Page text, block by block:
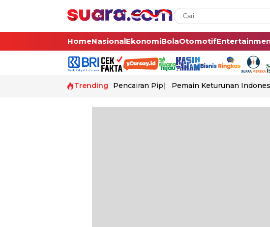
HomeNasionalEkonomiBolaOtomotif
Trending Pencairan Pip Pemain Keturunan